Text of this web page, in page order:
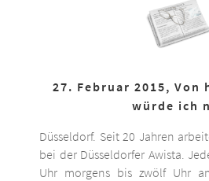
27. Februar 2015, Von
würde ich
Düsseldorf. Seit 20 Jahren
bei der Düsseldorfer Awista.
Uhr morgens bis zwölf Uhr